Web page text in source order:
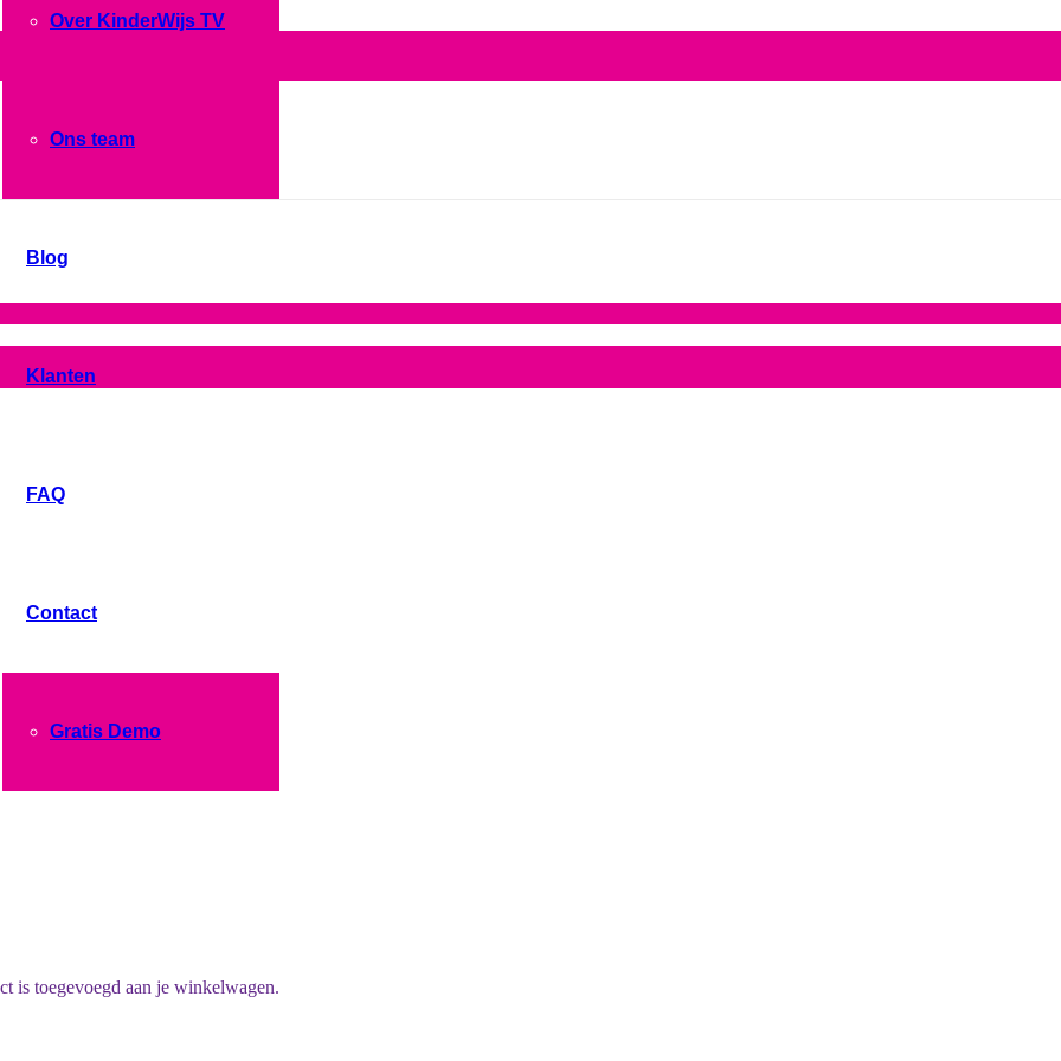
Over KinderWijs TV
Ons team
Blog
Klanten
FAQ
Contact
Gratis Demo
is toegevoegd aan je winkelwagen.